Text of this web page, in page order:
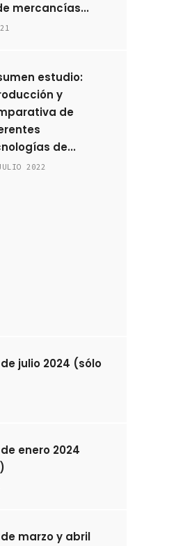
mercancías...
estudio:
y
de
de...
2022
julio 2024 (sólo
enero 2024
marzo y abril